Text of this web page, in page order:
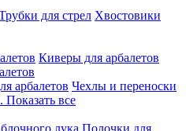
для стрел Хвостовики
Киверы для арбалетов
арбалетов Чехлы и переноски
Показать все
лука Полочки для